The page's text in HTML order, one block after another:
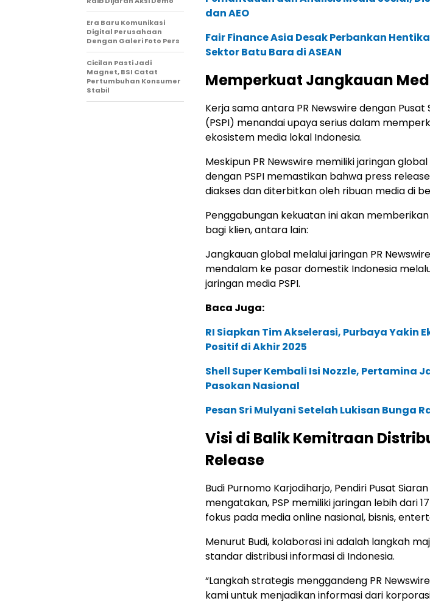
dan AEO
Fair Finance Asia Desak Perbankan
Sektor Batu Bara di ASEAN
Memperkuat Jangkauan
Kerja sama antara PR Newswire dengan Pusat
(PSPI) menandai upaya serius dalam
ekosistem media lokal Indonesia.
Meskipun PR Newswire memiliki jaringan
dengan PSPI memastikan bahwa press
diakses dan diterbitkan oleh ribuan media di
Penggabungan kekuatan ini akan
bagi klien, antara lain:
Jangkauan global melalui jaringan PR
mendalam ke pasar domestik Indonesia
jaringan media PSPI.
Baca Juga:
RI Siapkan Tim Akselerasi, Purbaya Yakin
Positif di Akhir 2025
Shell Super Kembali Isi Nozzle, Pertamina
Pasokan Nasional
Pesan Sri Mulyani Setelah Lukisan Bunga
Visi di Balik Kemitraan
Release
Budi Purnomo Karjodiharjo, Pendiri Pusat
mengatakan, PSP memiliki jaringan lebih dari
fokus pada media online nasional, bisnis,
Menurut Budi, kolaborasi ini adalah langkah
standar distribusi informasi di Indonesia.
“Langkah strategis menggandeng PR
kami untuk menjadikan informasi dari korporasi,
Era Baru Komunikasi
Digital Perusahaan
Dengan Galeri Foto Pers
Cicilan Pasti Jadi
Magnet, BSI Catat
Pertumbuhan Konsumer
Stabil